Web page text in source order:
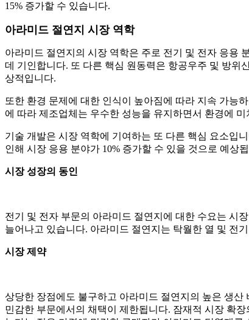
15% 증가할 수 있습니다.
아라미드 절연지 시장 역학
아라미드 절연지의 시장 역학은 주로 전기 및 전자 응용
데 기인합니다. 또 다른 핵심 원동력은 항공우주 및 방위
상적입니다.
또한 환경 문제에 대한 인식이 높아짐에 따라 지속 가능
에 따라 제조업체는 우수한 성능을 유지하면서 환경에
기술 개발은 시장 역학에 기여하는 또 다른 핵심 요소입
인해 시장 응용 분야가 10% 증가할 수 있을 것으로 예상
시장 성장의 동인
전기 및 전자 부문의 아라미드 절연지에 대한 수요는 시
늘어나고 있습니다. 아라미드 절연지는 탁월한 열 및 전
시장 제약
상당한 장점에도 불구하고 아라미드 절연지의 높은 생
민감한 부문에서의 채택이 제한됩니다. 잠재적 시장 확